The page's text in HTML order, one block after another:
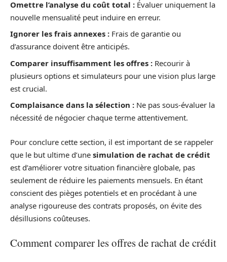
Omettre l’analyse du coût total : Évaluer uniquement la
nouvelle mensualité peut induire en erreur.
Ignorer les frais annexes : Frais de garantie ou
d’assurance doivent être anticipés.
Comparer insuffisamment les offres : Recourir à
plusieurs options et simulateurs pour une vision plus large
est crucial.
Complaisance dans la sélection : Ne pas sous-évaluer la
nécessité de négocier chaque terme attentivement.
Pour conclure cette section, il est important de se rappeler
que le but ultime d’une simulation de rachat de crédit
est d’améliorer votre situation financière globale, pas
seulement de réduire les paiements mensuels. En étant
conscient des pièges potentiels et en procédant à une
analyse rigoureuse des contrats proposés, on évite des
désillusions coûteuses.
Comment comparer les offres de rachat de crédit